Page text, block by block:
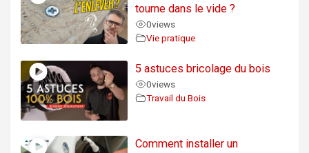
tourne dans le vide ?
0views
Vie pratique
5 astuces bricolage du bois
0views
Travail du Bois
Comment installer un